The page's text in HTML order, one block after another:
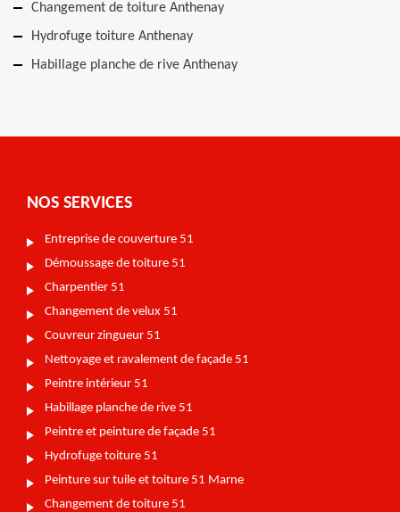
Changement de toiture Anthenay
Hydrofuge toiture Anthenay
Habillage planche de rive Anthenay
NOS SERVICES
Entreprise de couverture 51
Démoussage de toiture 51
Charpentier 51
Changement de velux 51
Couvreur zingueur 51
Nettoyage et ravalement de façade 51
Peintre intérieur 51
Habillage planche de rive 51
Peintre et peinture de façade 51
Hydrofuge toiture 51
Peinture sur tuile et toiture 51 Marne
Changement de toiture 51